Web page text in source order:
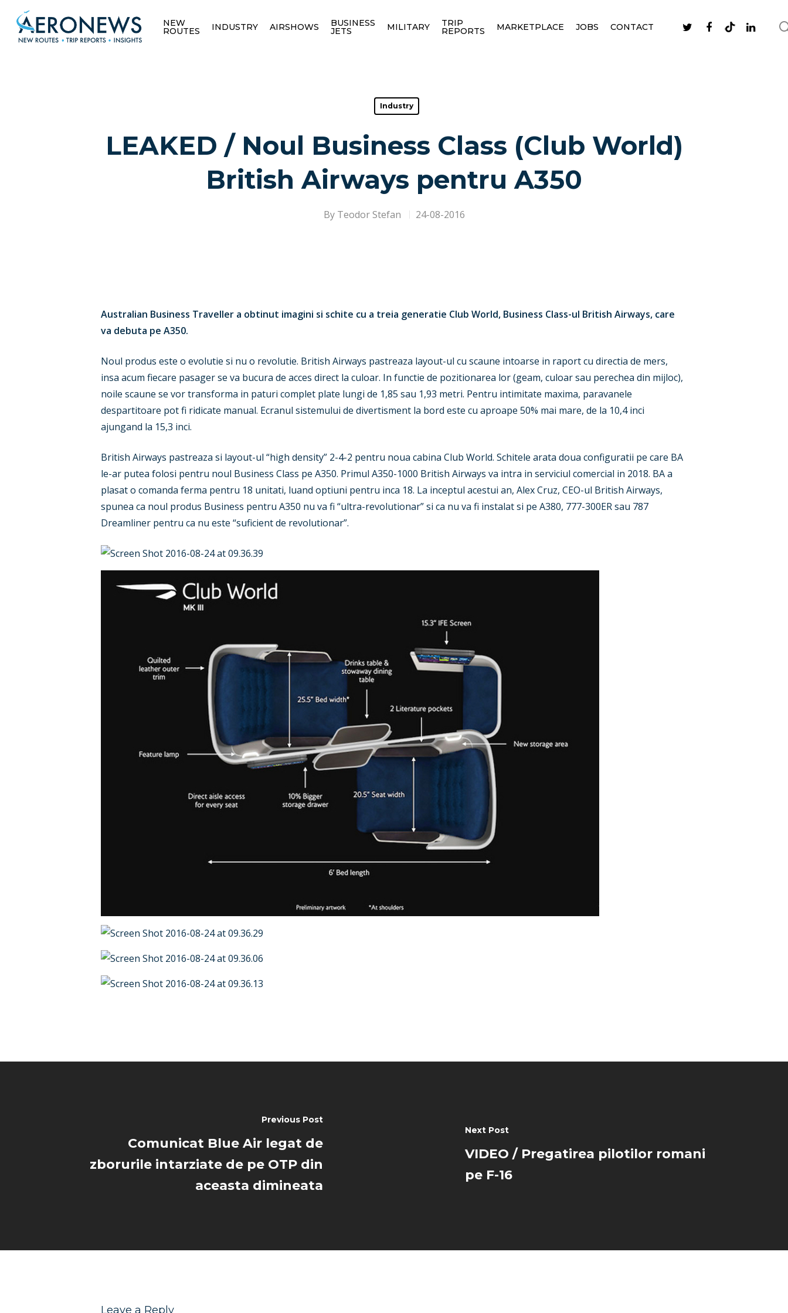
NEW
ROUTES INDUSTRY AIRSHOWS BUSINESS
JETS MILITARY TRIP
REPORTS MARKETPLACE JOBS CONTACT
Industry
LEAKED / Noul Business Class (Club World)
British Airways pentru A350
By Teodor Stefan 24-08-2016
Australian Business Traveller a obtinut imagini si schite cu a treia generatie Club World, Business Class-ul British Airways, care
va debuta pe A350.
Noul produs este o evolutie si nu o revolutie. British Airways pastreaza layout-ul cu scaune intoarse in raport cu directia de mers,
insa acum fiecare pasager se va bucura de acces direct la culoar. In functie de pozitionarea lor (geam, culoar sau perechea din mijloc),
noile scaune se vor transforma in paturi complet plate lungi de 1,85 sau 1,93 metri. Pentru intimitate maxima, paravanele
despartitoare pot fi ridicate manual. Ecranul sistemului de divertisment la bord este cu aproape 50% mai mare, de la 10,4 inci
ajungand la 15,3 inci.
British Airways pastreaza si layout-ul “high density” 2-4-2 pentru noua cabina Club World. Schitele arata doua configuratii pe care BA
le-ar putea folosi pentru noul Business Class pe A350. Primul A350-1000 British Airways va intra in serviciul comercial in 2018. BA a
plasat o comanda ferma pentru 18 unitati, luand optiuni pentru inca 18. La inceptul acestui an, Alex Cruz, CEO-ul British Airways,
spunea ca noul produs Business pentru A350 nu va fi “ultra-revolutionar” si ca nu va fi instalat si pe A380, 777-300ER sau 787
Dreamliner pentru ca nu este “suficient de revolutionar”.
Previous Post
Comunicat Blue Air legat de
zborurile intarziate de pe OTP din
aceasta dimineata
Next Post
VIDEO / Pregatirea pilotilor romani
pe F-16
Leave a Reply